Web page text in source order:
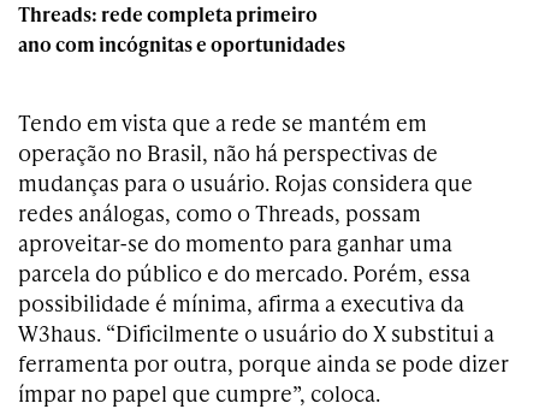
Threads: rede completa primeiro
ano com incógnitas e oportunidades
Tendo em vista que a rede se mantém em
operação no Brasil, não há perspectivas de
mudanças para o usuário. Rojas considera que
redes análogas, como o Threads, possam
aproveitar-se do momento para ganhar uma
parcela do público e do mercado. Porém, essa
possibilidade é mínima, afirma a executiva da
W3haus. “Dificilmente o usuário do X substitui a
ferramenta por outra, porque ainda se pode dizer
ímpar no papel que cumpre”, coloca.